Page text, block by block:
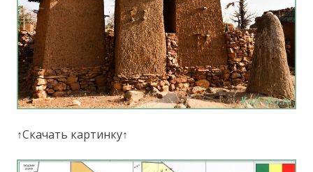
↑Скачать картинку↑